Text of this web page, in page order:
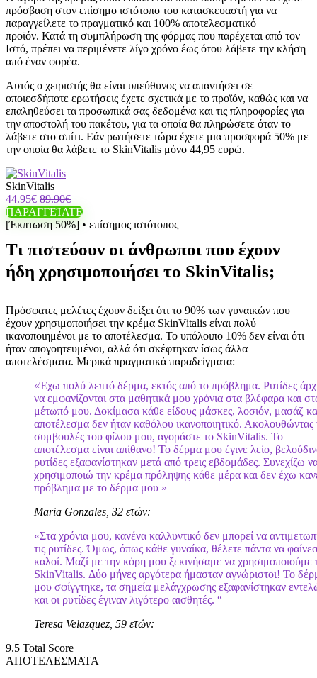
πρόσβαση στον επίσημο ιστότοπο του κατασκευαστή για να
παραγγείλετε το πραγματικό και 100% αποτελεσματικό
προϊόν. Κατά τη συμπλήρωση της φόρμας που παρέχεται από τον
Ιστό, πρέπει να περιμένετε λίγο χρόνο έως ότου λάβετε την κλήση
από έναν φορέα.
Αυτός ο χειριστής θα είναι υπεύθυνος να απαντήσει σε
οποιεσδήποτε ερωτήσεις έχετε σχετικά με το προϊόν, καθώς και να
επαληθεύσει τα προσωπικά σας δεδομένα και τις πληροφορίες για
την αποστολή του πακέτου, για τα οποία θα πληρώσετε όταν το
λάβετε στο σπίτι. Εάν ρωτήσετε τώρα έχετε μια προσφορά 50% με
την οποία θα λάβετε το SkinVitalis μόνο 44,95 ευρώ.
SkinVitalis
44.95€ 89.90€
ΠΑΡΑΓΓΕΊΛΤΕ
[Έκπτωση 50%] • επίσημος ιστότοπος
Τι πιστεύουν οι άνθρωποι που έχουν
ήδη χρησιμοποιήσει το SkinVitalis;
Πρόσφατες μελέτες έχουν δείξει ότι το 90% των γυναικών που
έχουν χρησιμοποιήσει την κρέμα SkinVitalis είναι πολύ
ικανοποιημένοι με το αποτέλεσμα. Το υπόλοιπο 10% δεν είναι ότι
ήταν απογοητευμένοι, αλλά ότι σκέφτηκαν ίσως άλλα
αποτελέσματα. Μερικά πραγματικά παραδείγματα:
«Έχω πολύ λεπτό δέρμα, εκτός από το πρόβλημα. Ρυτίδες
να εμφανίζονται στα μαθητικά μου χρόνια στα βλέφαρα και
μέτωπό μου. Δοκίμασα κάθε είδους μάσκες, λοσιόν, μασάζ
αποτέλεσμα δεν ήταν καθόλου ικανοποιητικό. Ακολουθώντας
συμβουλές του φίλου μου, αγοράστε το SkinVitalis. Το
αποτέλεσμα είναι απίθανο! Το δέρμα μου έγινε λείο,
ρυτίδες εξαφανίστηκαν μετά από τρεις εβδομάδες. Συνεχίζω
χρησιμοποιώ την κρέμα πρόληψης κάθε μέρα και δεν έχω
πρόβλημα με το δέρμα μου »
Maria Gonzales, 32 ετών:
«Στα χρόνια μου, κανένα καλλυντικό δεν μπορεί να
τις ρυτίδες. Όμως, όπως κάθε γυναίκα, θέλετε πάντα να
καλοί. Μαζί με την κόρη μου ξεκινήσαμε να χρησιμοποιούμε
SkinVitalis. Δύο μήνες αργότερα ήμασταν αγνώριστοι! Το
μου σφίγγτηκε, τα σημεία μελάγχρωσης εξαφανίστηκαν
και οι ρυτίδες έγιναν λιγότερο αισθητές. “
Teresa Velazquez, 59 ετών:
9.5 Total Score
ΑΠΟΤΕΛΕΣΜΑΤΑ